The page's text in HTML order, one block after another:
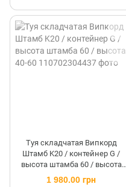
Туя складчатая Випкорд
Штамб K20 / контейнер G /
высота штамба 60 / высота
40-60
1 980.00 грн